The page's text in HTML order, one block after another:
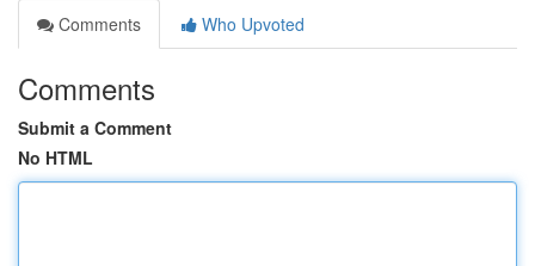
Comments
Who Upvoted
Comments
Submit a Comment
No HTML